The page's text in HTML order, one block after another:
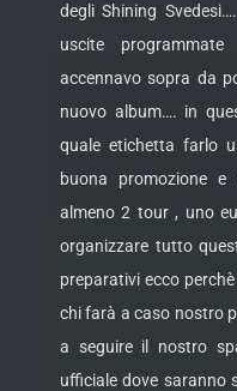
degli Shining
uscite
accennavo sopra da
nuovo album…. in
quale etichetta farlo
buona promozione
almeno 2 tour , uno
organizzare tutto
preparativi ecco
chi farà a caso nostro
a seguire il nostro
ufficiale dove saranno